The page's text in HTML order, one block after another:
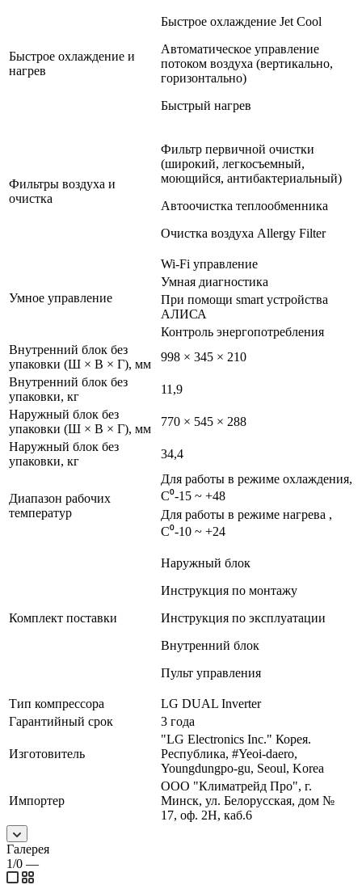
Быстрое охлаждение и
нагрев
Быстрое охлаждение Jet Cool
Автоматическое управление
потоком воздуха (вертикально,
горизонтально)
Быстрый нагрев
Фильтры воздуха и
очистка
Фильтр первичной очистки
(широкий, легкосъемный,
моющийся, антибактериальный)
Автоочистка теплообменника
Очистка воздуха Allergy Filter
Умное управление
Wi-Fi управление
Умная диагностика
При помощи smart устройства
АЛИСА
Контроль энергопотребления
Внутренний блок без
упаковки (Ш × В × Г), мм
998 × 345 × 210
Внутренний блок без
упаковки, кг
11,9
Наружный блок без
упаковки (Ш × В × Г), мм
770 × 545 × 288
Наружный блок без
упаковки, кг
34,4
Диапазон рабочих
температур
Для работы в режиме охлаждения,
С⁰-15 ~ +48
Для работы в режиме нагрева ,
С⁰-10 ~ +24
Комплект поставки
Наружный блок
Инструкция по монтажу
Инструкция по эксплуатации
Внутренний блок
Пульт управления
Тип компрессора
LG DUAL Inverter
Гарантийный срок
3 года
Изготовитель
"LG Electronics Inc." Корея.
Республика, #Yeoi-daero,
Youngdungpo-gu, Seoul, Korea
Импортер
ООО "Климатрейд Про", г.
Минск, ул. Белорусская, дом №
17, оф. 2Н, каб.6
Галерея
1/0 —